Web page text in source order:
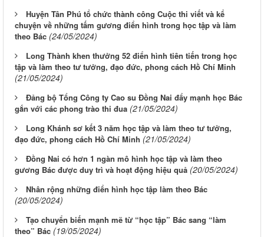
Huyện Tân Phú tổ chức thành công Cuộc thi viết và kể
chuyện về những tấm gương điển hình trong học tập và làm
theo Bác (24/05/2024)
Long Thành khen thưởng 52 điển hình tiên tiến trong học
tập và làm theo tư tưởng, đạo đức, phong cách Hồ Chí Minh
(21/05/2024)
Đảng bộ Tổng Công ty Cao su Đồng Nai đẩy mạnh học Bác
gắn với các phong trào thi đua (21/05/2024)
Long Khánh sơ kết 3 năm học tập và làm theo tư tưởng,
đạo đức, phong cách Hồ Chí Minh (21/05/2024)
Đồng Nai có hơn 1 ngàn mô hình học tập và làm theo
gương Bác được duy trì và hoạt động hiệu quả (20/05/2024)
Nhân rộng những điển hình học tập làm theo Bác
(20/05/2024)
Tạo chuyển biến mạnh mẽ từ “học tập” Bác sang “làm
theo” Bác (19/05/2024)